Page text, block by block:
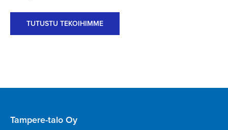
TUTUSTU TEKOIHIMME
Tampere-talo Oy